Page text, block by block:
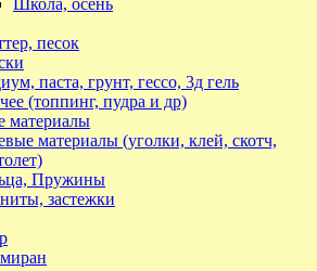
песок
паста, грунт, гессо, 3д гель
(топпинг, пудра и др)
материалы
материалы (уголки, клей, скотч,
Пружины
застежки